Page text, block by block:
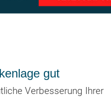
gut
Verbesserung Ihrer